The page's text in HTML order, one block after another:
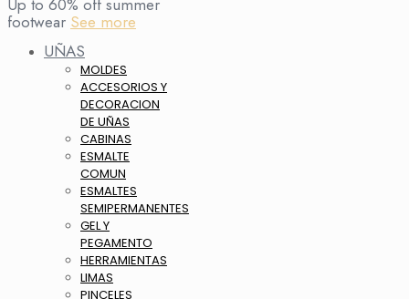
Up to 60% off summer
footwear See more
UÑAS
MOLDES
ACCESORIOS Y
DECORACION
DE UÑAS
CABINAS
ESMALTE
COMUN
ESMALTES
SEMIPERMANENTES
GEL Y
PEGAMENTO
HERRAMIENTAS
LIMAS
PINCELES